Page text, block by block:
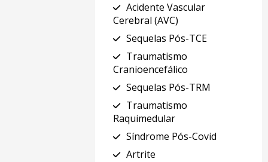
Acidente Vascular
Cerebral (AVC)
Sequelas Pós-TCE
Traumatismo
Cranioencefálico
Sequelas Pós-TRM
Traumatismo
Raquimedular
Síndrome Pós-Covid
Artrite